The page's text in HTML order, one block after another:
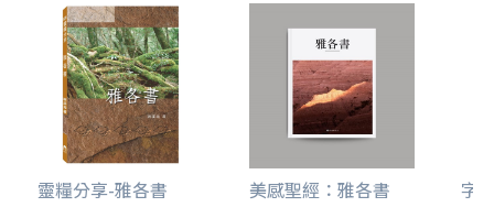
靈糧分享-雅各書 美感聖經：雅各書 字